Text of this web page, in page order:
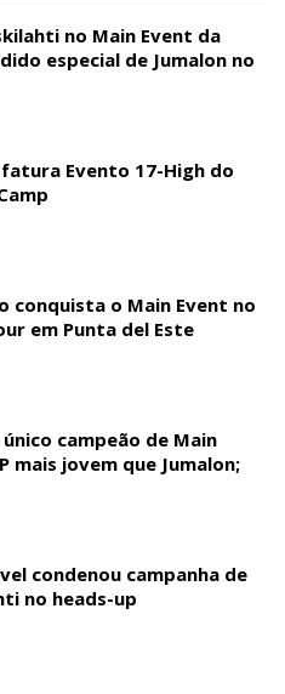
no Main Event da
especial de Jumalon no
Evento 17-High do
conquista o Main Event no
em Punta del Este
campeão de Main
mais jovem que Jumalon;
condenou campanha de
no heads-up